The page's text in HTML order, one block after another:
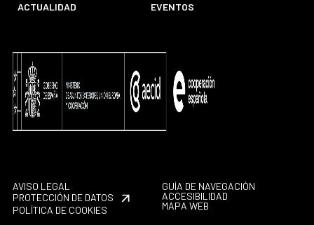
ACTUALIDAD
EVENTOS
AVISO LEGAL
PROTECCIÓN DE DATOS
POLÍTICA DE COOKIES
GUÍA DE NAVEGACIÓN
ACCESIBILIDAD
MAPA WEB